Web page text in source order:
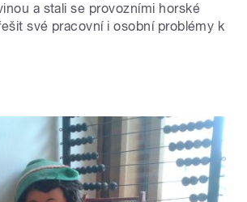
a stali se provozními horské
své pracovní i osobní problémy k